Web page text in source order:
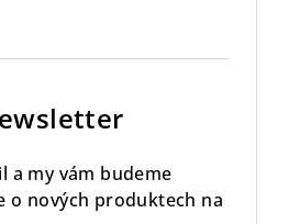
a my vám budeme
o nových produktech na